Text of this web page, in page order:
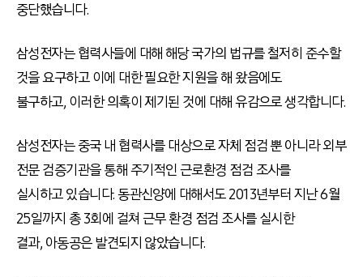
중단했습니다.
삼성전자는 협력사들에 대해 해당 국가의 법규를 철저히 준수할
것을 요구하고 이에 대한 필요한 지원을 해 왔음에도
불구하고, 이러한 의혹이 제기된 것에 대해 유감으로 생각합니다.
삼성전자는 중국 내 협력사를 대상으로 자체 점검 뿐 아니라 외부
전문 검증기관을 통해 주기적인 근로환경 점검 조사를
실시하고 있습니다. 동관신양에 대해서도 2013년부터 지난 6월
25일까지 총 3회에 걸쳐 근무 환경 점검 조사를 실시한
결과, 아동공은 발견되지 않았습니다.